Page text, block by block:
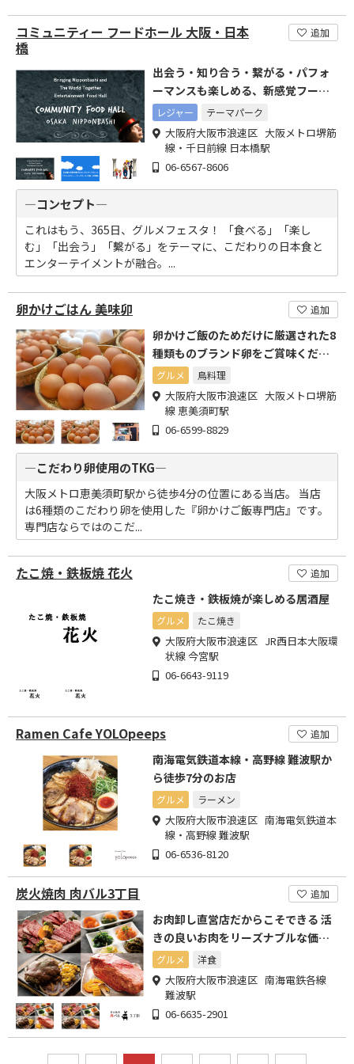
コミュニティー フードホール 大阪・日本
橋
追加
出会う・知り合う・繋がる・パフォ
ーマンスも楽しめる、新感覚フード
コート
レジャー テーマパーク
大阪府大阪市浪速区 大阪メトロ堺筋
線・千日前線 日本橋駅
06-6567-8606
―コンセプト―
これはもう、365日、グルメフェスタ！ 「食べる」「楽し
む」「出会う」「繫がる」をテーマに、こだわりの日本食と
エンターテイメントが融合。...
卵かけごはん 美味卯 追加
卵かけご飯のためだけに厳選された8
種類ものブランド卵をご賞味くださ
いませ。
グルメ 鳥料理
大阪府大阪市浪速区 大阪メトロ堺筋
線 恵美須町駅
06-6599-8829
―こだわり卵使用のTKG―
大阪メトロ恵美須町駅から徒歩4分の位置にある当店。 当店
は6種類のこだわり卵を使用した『卵かけご飯専門店』です。
専門店ならではのこだ...
たこ焼・鉄板焼 花火 追加
たこ焼き・鉄板焼が楽しめる居酒屋
グルメ たこ焼き
大阪府大阪市浪速区 JR西日本大阪環
状線 今宮駅
06-6643-9119
Ramen Cafe YOLOpeeps 追加
南海電気鉄道本線・高野線 難波駅か
ら徒歩7分のお店
グルメ ラーメン
大阪府大阪市浪速区 南海電気鉄道本
線・高野線 難波駅
06-6536-8120
炭火焼肉 肉バル3丁目 追加
お肉卸し直営店だからこそできる 活
きの良いお肉をリーズナブルな価格
でご提供いたします!!
グルメ 洋食
大阪府大阪市浪速区 南海電鉄各線
難波駅
06-6635-2901